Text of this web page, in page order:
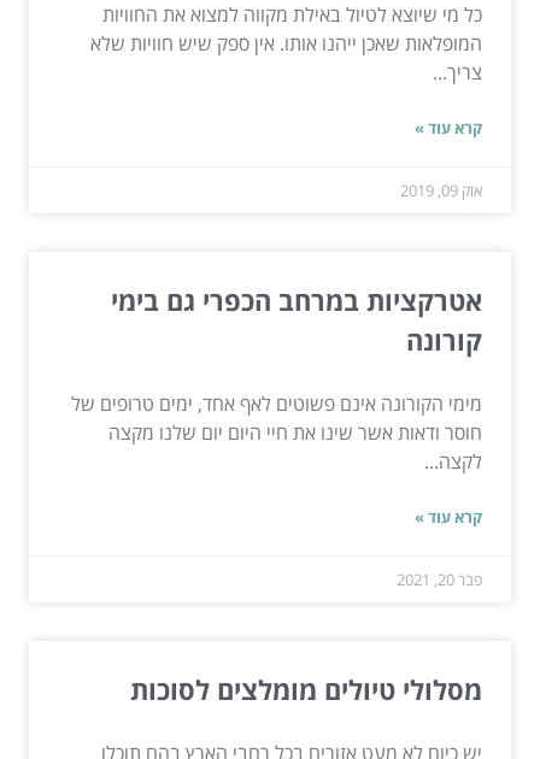
כל מי שיוצא לטיול באילת מקווה למצוא את החוויות
המופלאות שאכן ייהנו אותו. אין ספק שיש חוויות שלא
צריך...
קרא עוד »
אוק 09, 2019
אטרקציות במרחב הכפרי גם בימי
קורונה
מימי הקורונה אינם פשוטים לאף אחד, ימים טרופים של
חוסר ודאות אשר שינו את חיי היום יום שלנו מקצה
לקצה...
קרא עוד »
פבר 20, 2021
מסלולי טיולים מומלצים לסוכות
יש כיום לא מעט אזורים בכל רחבי הארץ בהם תוכלו